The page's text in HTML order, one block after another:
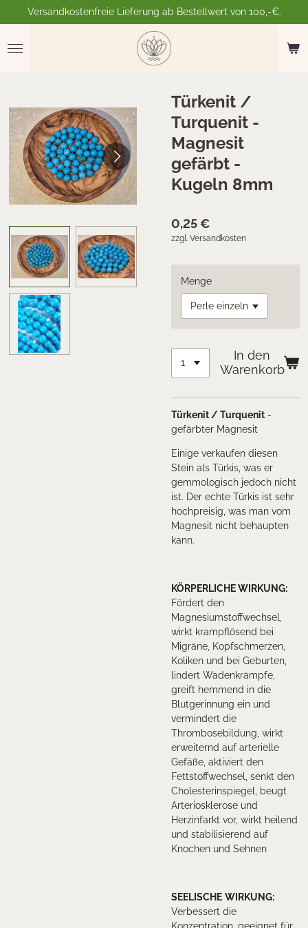
Hauptinhalt
springen
Versandkostenfreie Lieferung ab Bestellwert von 100,-€.
Türkenit /
Turquenit -
Magnesit
gefärbt -
Kugeln 8mm
0,25 €
zzgl. Versandkosten
Menge
In den
Warenkorb
Türkenit / Turquenit -
gefärbter Magnesit
Einige verkaufen diesen
Stein als Türkis, was er
gemmologisch jedoch nicht
ist. Der echte Türkis ist sehr
hochpreisig, was man vom
Magnesit nicht behaupten
kann.
KÖRPERLICHE WIRKUNG:
Fördert den
Magnesiumstoffwechsel,
wirkt krampflösend bei
Migräne, Kopfschmerzen,
Koliken und bei Geburten,
lindert Wadenkrämpfe,
greift hemmend in die
Blutgerinnung ein und
vermindert die
Thrombosebildung, wirkt
erweiternd auf arterielle
Gefäße, aktiviert den
Fettstoffwechsel, senkt den
Cholesterinspiegel, beugt
Arteriosklerose und
Herzinfarkt vor, wirkt heilend
und stabilisierend auf
Knochen und Sehnen
SEELISCHE WIRKUNG:
Verbessert die
Konzentration, geeignet für